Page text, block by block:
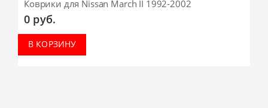
Коврики для Nissan March II 1992-2002
0 руб.
В КОРЗИНУ